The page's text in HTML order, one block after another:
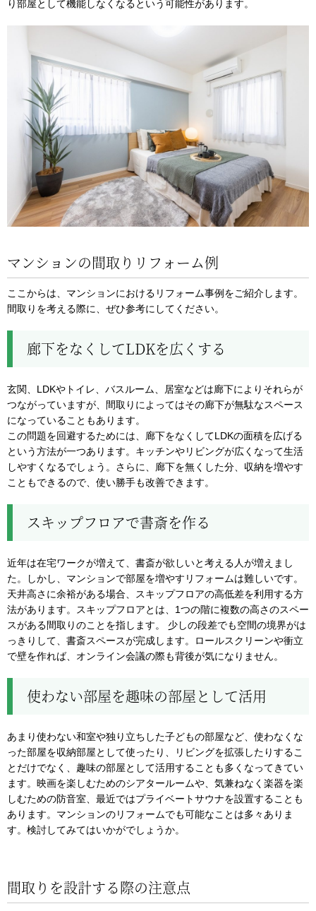
り部屋として機能しなくなるという可能性があります。
マンションの間取りリフォーム例
ここからは、マンションにおけるリフォーム事例をご紹介します。
間取りを考える際に、ぜひ参考にしてください。
廊下をなくしてLDKを広くする
玄関、LDKやトイレ、バスルーム、居室などは廊下によりそれらが
つながっていますが、間取りによってはその廊下が無駄なスペース
になっていることもあります。
この問題を回避するためには、廊下をなくしてLDKの面積を広げる
という方法が一つあります。キッチンやリビングが広くなって生活
しやすくなるでしょう。さらに、廊下を無くした分、収納を増やす
こともできるので、使い勝手も改善できます。
スキップフロアで書斎を作る
近年は在宅ワークが増えて、書斎が欲しいと考える人が増えまし
た。しかし、マンションで部屋を増やすリフォームは難しいです。
天井高さに余裕がある場合、スキップフロアの高低差を利用する方
法があります。スキップフロアとは、1つの階に複数の高さのスペー
スがある間取りのことを指します。 少しの段差でも空間の境界がは
っきりして、書斎スペースが完成します。ロールスクリーンや衝立
で壁を作れば、オンライン会議の際も背後が気になりません。
使わない部屋を趣味の部屋として活用
あまり使わない和室や独り立ちした子どもの部屋など、使わなくな
った部屋を収納部屋として使ったり、リビングを拡張したりするこ
とだけでなく、趣味の部屋として活用することも多くなってきてい
ます。映画を楽しむためのシアタールームや、気兼ねなく楽器を楽
しむための防音室、最近ではプライベートサウナを設置することも
あります。マンションのリフォームでも可能なことは多々ありま
す。検討してみてはいかがでしょうか。
間取りを設計する際の注意点